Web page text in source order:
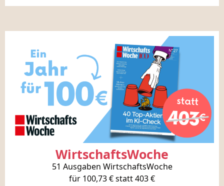
WirtschaftsWoche
51 Ausgaben WirtschaftsWoche
für 100,73 € statt 403 €